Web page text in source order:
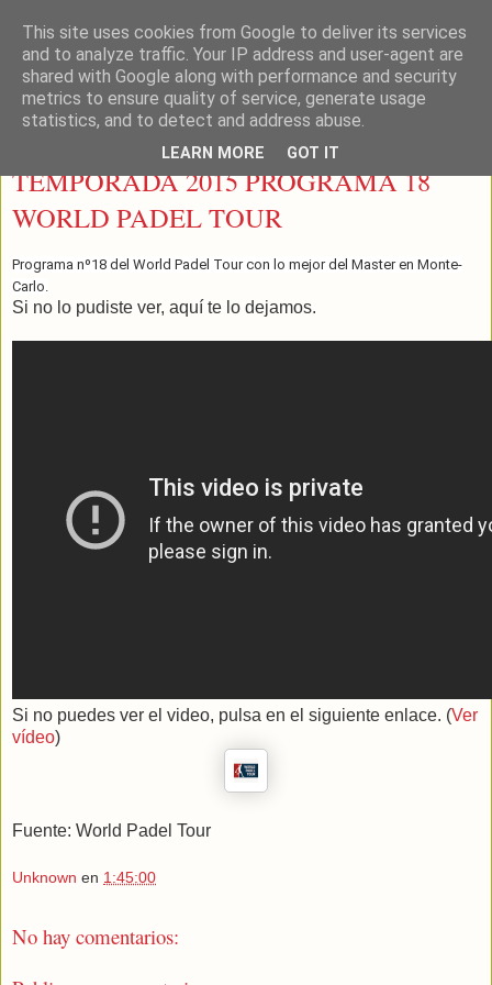
LEON PADEL
jueves, 24 de septiembre de 2015
TEMPORADA 2015 PROGRAMA 18
WORLD PADEL TOUR
Programa nº18 del World Padel Tour con lo mejor del Master en Monte-
Carlo.
Si no lo pudiste ver, aquí te lo dejamos.
Si no puedes ver el video, pulsa en el siguiente enlace. (Ver
vídeo)
Fuente: World Padel Tour
Unknown en 1:45:00
No hay comentarios:
This site uses cookies from Google to deliver its services
and to analyze traffic. Your IP address and user-agent are
shared with Google along with performance and security
metrics to ensure quality of service, generate usage
statistics, and to detect and address abuse.
LEARN MORE GOT IT